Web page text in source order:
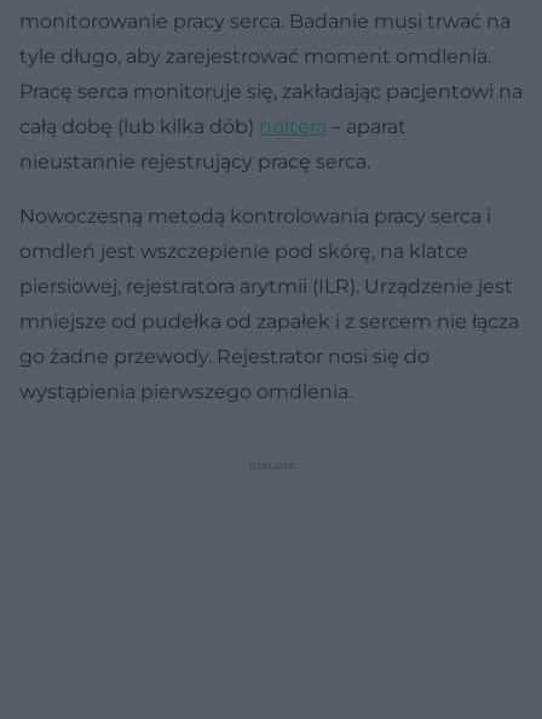
monitorowanie pracy serca. Badanie musi trwać na
tyle długo, aby zarejestrować moment omdlenia.
Pracę serca monitoruje się, zakładając pacjentowi na
całą dobę (lub kilka dób) holtera – aparat
nieustannie rejestrujący pracę serca.
Nowoczesną metodą kontrolowania pracy serca i
omdleń jest wszczepienie pod skórę, na klatce
piersiowej, rejestratora arytmii (ILR). Urządzenie jest
mniejsze od pudełka od zapałek i z sercem nie łącza
go żadne przewody. Rejestrator nosi się do
wystąpienia pierwszego omdlenia.